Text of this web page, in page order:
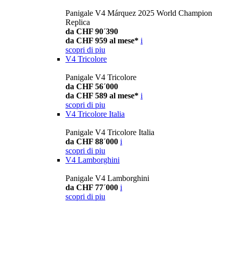
Panigale V4 Márquez 2025 World Champion
Replica
da CHF 90´390
da CHF 959 al mese* i
scopri di piu
V4 Tricolore
Panigale V4 Tricolore
da CHF 56´000
da CHF 589 al mese* i
scopri di piu
V4 Tricolore Italia
Panigale V4 Tricolore Italia
da CHF 88´000 i
scopri di piu
V4 Lamborghini
Panigale V4 Lamborghini
da CHF 77´000 i
scopri di piu